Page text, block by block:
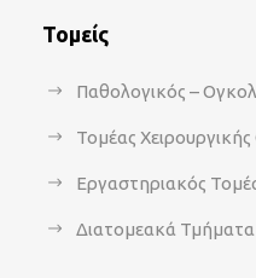
Τομείς
Παθολογικός –
Τομέας
Εργαστηριακός
Διατομεακά Τμήματα